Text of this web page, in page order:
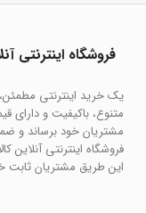
فروشگاه اینترنتی
یک خرید اینترنتی
متنوع، باکیفیت و
مشتریان خود برساند و
فروشگاه اینترنتی آنلاین
این طریق مشتریان ثابت